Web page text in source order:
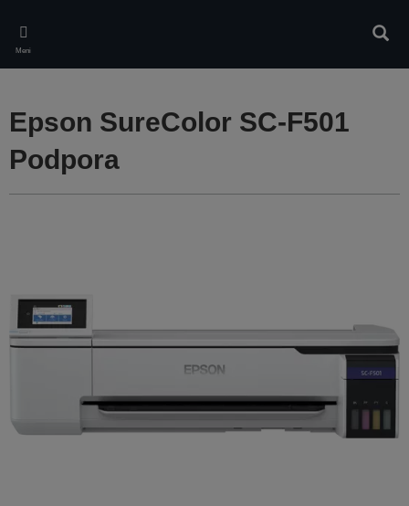
main
content
Meni
Epson SureColor SC-F501
Podpora